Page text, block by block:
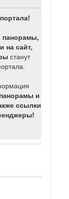
панорамы,
на сайт,
станут
панорамы и
ссылки